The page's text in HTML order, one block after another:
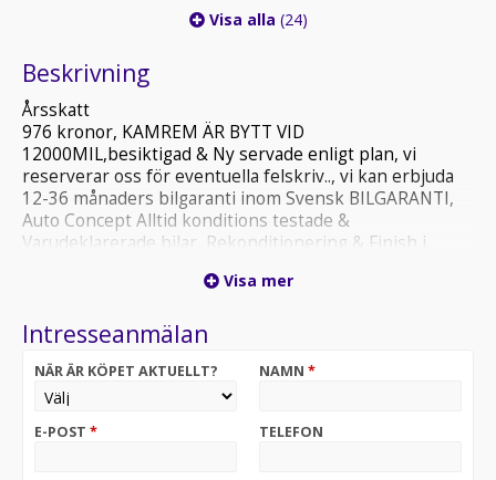
Visa alla (24)
Beskrivning
Årsskatt
976 kronor, KAMREM ÄR BYTT VID
12000MIL,besiktigad & Ny servade enligt plan, vi
reserverar oss för eventuella felskriv.., vi kan erbjuda
12-36 månaders bilgaranti inom Svensk BILGARANTI,
Auto Concept Alltid konditions testade &
Varudeklarerade bilar, Rekonditionering & Finish i
MYMONY & Försäkring på plats, Vi tar självklart din bil i
bilaffären så att du som kund känner dig 100% nöjd och
179 178!!! Kyrkvägen 53 // 703 75 Örebro......
ÖPPETTIDER Mån-Fre 10-18 Lör 11-15...Söndagar eller
Visa mer
Intresseanmälan
NÄR ÄR KÖPET AKTUELLT? NAMN *
E-POST * TELEFON